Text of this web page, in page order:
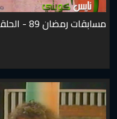
مسابقات رمضان 89 - الحلقة الثالثة و العشرون